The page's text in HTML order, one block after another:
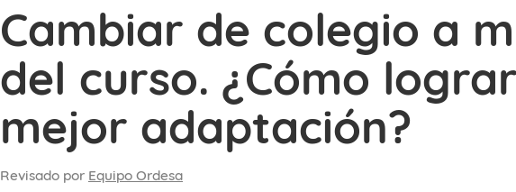
Cambiar de colegio a
del curso. ¿Cómo
mejor adaptación?
Revisado por Equipo Ordesa